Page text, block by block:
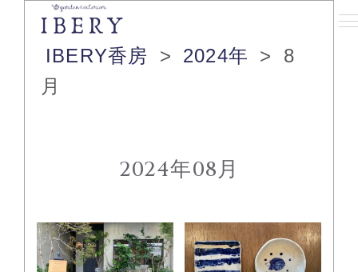
IBERY香房 > 2024年 >
8
月
2024年08月